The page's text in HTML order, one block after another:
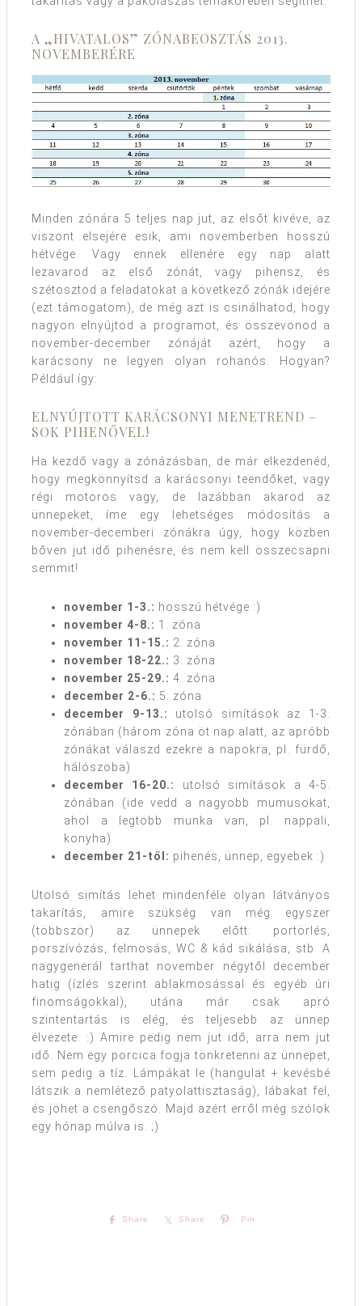
A „HIVATALOS” ZÓNABEOSZTÁS 2013.
NOVEMBERÉRE
Minden zónára 5 teljes nap jut, az elsőt kivéve, az
viszont elsejére esik, ami novemberben hosszú
hétvége. Vagy ennek ellenére egy nap alatt
lezavarod az első zónát, vagy pihensz, és
szétosztod a feladatokat a következő zónák idejére
(ezt támogatom), de még azt is csinálhatod, hogy
nagyon elnyújtod a programot, és összevonod a
november-december zónáját azért, hogy a
karácsony ne legyen olyan rohanós. Hogyan?
Például így:
ELNYÚJTOTT KARÁCSONYI MENETREND –
SOK PIHENŐVEL!
Ha kezdő vagy a zónázásban, de már elkezdenéd,
hogy megkönnyítsd a karácsonyi teendőket, vagy
régi motoros vagy, de lazábban akarod az
ünnepeket, íme egy lehetséges módosítás a
november-decemberi zónákra úgy, hogy közben
bőven jut idő pihenésre, és nem kell összecsapni
semmit!
november 1-3.: hosszú hétvége :)
november 4-8.: 1. zóna
november 11-15.: 2. zóna
november 18-22.: 3. zóna
november 25-29.: 4. zóna
december 2-6.: 5. zóna
december 9-13.:
utolsó simítások az 1-3.
zónában (három zóna öt nap alatt, az apróbb
zónákat válaszd ezekre a napokra, pl. fürdő,
hálószoba)
december 16-20.:
utolsó simítások a 4-5.
zónában (ide vedd a nagyobb mumusokat,
ahol a legtöbb munka van, pl. nappali,
konyha)
december 21-től: pihenés, ünnep, egyebek :)
Utolsó simítás lehet mindenféle olyan látványos
takarítás, amire szükség van még egyszer
(többször) az ünnepek előtt: portörlés,
porszívózás, felmosás, WC & kád sikálása, stb. A
nagygenerál tarthat november négytől december
hatig (ízlés szerint ablakmosással és egyéb úri
finomságokkal), utána már csak apró
szintentartás is elég, és teljesebb az ünnep
élvezete. :) Amire pedig nem jut idő, arra nem jut
idő. Nem egy porcica fogja tönkretenni az ünnepet,
sem pedig a tíz. Lámpákat le (hangulat + kevésbé
látszik a nemlétező patyolattisztaság), lábakat fel,
és jöhet a csengőszó. Majd azért erről még szólok
egy hónap múlva is. ;)
Share Share Pin